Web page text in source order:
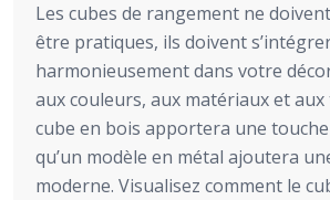
Les cubes de rangement ne
être pratiques, ils doivent
harmonieusement dans votre
aux couleurs, aux matériaux et
cube en bois apportera une
qu’un modèle en métal ajoutera
moderne. Visualisez comment le